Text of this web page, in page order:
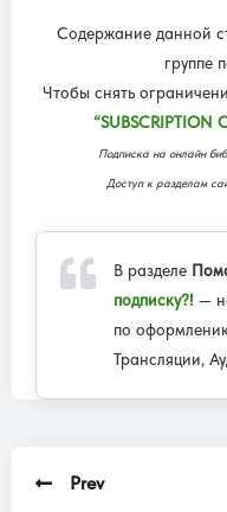
Содержание данной
группе
Чтобы снять
“SUBSCRIPTION
Подписка на онлайн
Доступ к разделам
В разделе
подписку?! —
по
Трансляции,
Prev